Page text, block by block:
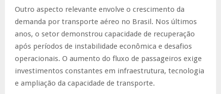
Outro aspecto relevante envolve o crescimento da
demanda por transporte aéreo no Brasil. Nos últimos
anos, o setor demonstrou capacidade de recuperação
após períodos de instabilidade econômica e desafios
operacionais. O aumento do fluxo de passageiros exige
investimentos constantes em infraestrutura, tecnologia
e ampliação da capacidade de transporte.